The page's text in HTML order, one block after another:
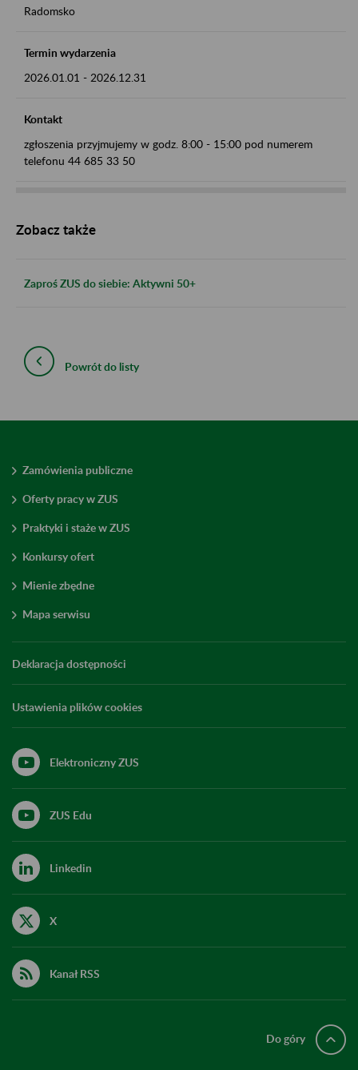
Radomsko
Termin wydarzenia
2026.01.01 - 2026.12.31
Kontakt
zgłoszenia przyjmujemy w godz. 8:00 - 15:00 pod numerem
telefonu 44 685 33 50
Zobacz także
Zaproś ZUS do siebie: Aktywni 50+
Powrót do listy
Zamówienia publiczne
Oferty pracy w ZUS
Praktyki i staże w ZUS
Konkursy ofert
Mienie zbędne
Mapa serwisu
Deklaracja dostępności
Ustawienia plików cookies
Elektroniczny ZUS
ZUS Edu
Linkedin
X
Kanał RSS
Do góry